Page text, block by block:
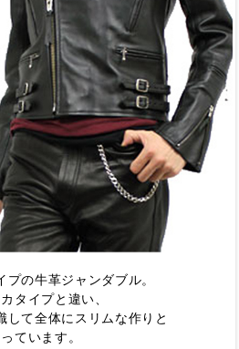
プの牛革ジャンダブル。
タイプと違い、
して全体にスリムな作りと
ています。